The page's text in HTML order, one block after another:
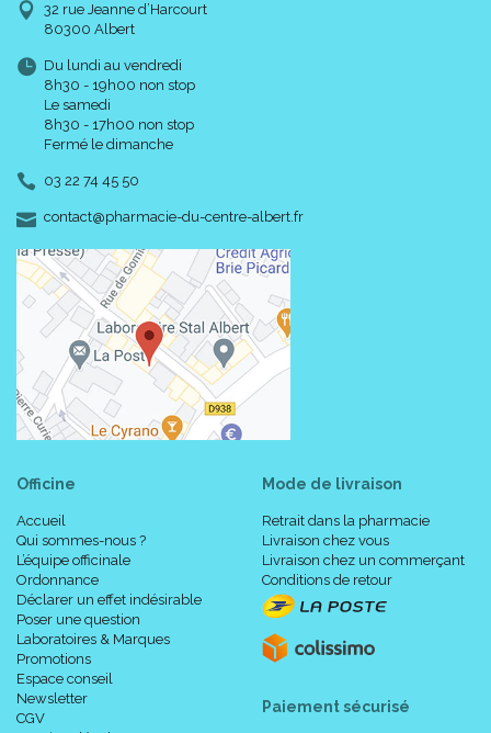
32 rue Jeanne d’Harcourt
80300 Albert
Du lundi au vendredi
8h30 - 19h00 non stop
Le samedi
8h30 - 17h00 non stop
Fermé le dimanche
03 22 74 45 50
contact-
@-
pharmacie-du-centre-albert.fr
Officine
Accueil
Qui sommes-nous ?
L’équipe officinale
Ordonnance
Déclarer un effet indésirable
Poser une question
Laboratoires & Marques
Promotions
Espace conseil
Newsletter
CGV
Mode de livraison
Retrait dans la pharmacie
Livraison chez vous
Livraison chez un commerçant
Conditions de retour
Paiement sécurisé